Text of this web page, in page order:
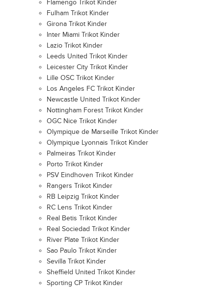
Flamengo Trikot Kinder
Fulham Trikot Kinder
Girona Trikot Kinder
Inter Miami Trikot Kinder
Lazio Trikot Kinder
Leeds United Trikot Kinder
Leicester City Trikot Kinder
Lille OSC Trikot Kinder
Los Angeles FC Trikot Kinder
Newcastle United Trikot Kinder
Nottingham Forest Trikot Kinder
OGC Nice Trikot Kinder
Olympique de Marseille Trikot Kinder
Olympique Lyonnais Trikot Kinder
Palmeiras Trikot Kinder
Porto Trikot Kinder
PSV Eindhoven Trikot Kinder
Rangers Trikot Kinder
RB Leipzig Trikot Kinder
RC Lens Trikot Kinder
Real Betis Trikot Kinder
Real Sociedad Trikot Kinder
River Plate Trikot Kinder
Sao Paulo Trikot Kinder
Sevilla Trikot Kinder
Sheffield United Trikot Kinder
Sporting CP Trikot Kinder